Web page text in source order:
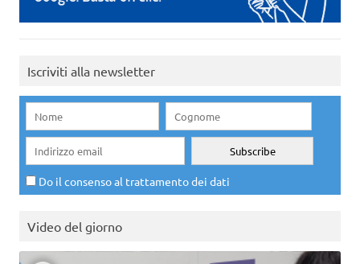
Iscriviti alla newsletter
Do il consenso al trattamento dei dati
Video del giorno